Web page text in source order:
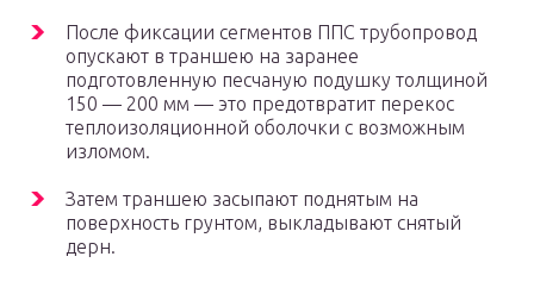
После фиксации сегментов ППС трубопровод
опускают в траншею на заранее
подготовленную песчаную подушку толщиной
150 — 200 мм — это предотвратит перекос
теплоизоляционной оболочки с возможным
изломом.
Затем траншею засыпают поднятым на
поверхность грунтом, выкладывают снятый
дерн.